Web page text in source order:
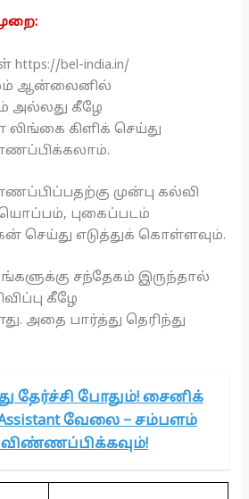
bel-india.in/
ஆன்லைனில்
அல்லது கீழே
கிளிக் செய்து
முன்பு கல்வி
புகைப்படம்
செய்து எடுத்துக் கொள்ளவும்.
சந்தேகம் இருந்தால்
கீழே
அதை பார்த்து தெரிந்து
தேர்ச்சி போதும்! சைனிக்
வேலை – சம்பளம்
விண்ணப்பிக்கவும்!